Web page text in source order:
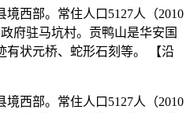
境西部。常住人口5127人（2010
府驻马坑村。贡鸭山是华安国
有状元桥、蛇形石刻等。 【沿
境西部。常住人口5127人（2010